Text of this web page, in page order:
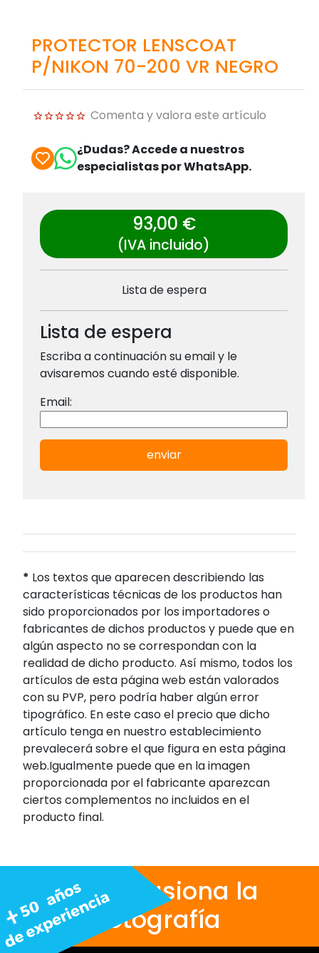
PROTECTOR LENSCOAT
P/NIKON 70-200 VR NEGRO
Comenta y valora este artículo
¿Dudas? Accede a nuestros
especialistas por WhatsApp.
93,00 €
(IVA incluido)
Lista de espera
Lista de espera
Escriba a continuación su email y le
avisaremos cuando esté disponible.
Email:
enviar
* Los textos que aparecen describiendo las
características técnicas de los productos han
sido proporcionados por los importadores o
fabricantes de dichos productos y puede que en
algún aspecto no se correspondan con la
realidad de dicho producto. Así mismo, todos los
artículos de esta página web están valorados
con su PVP, pero podría haber algún error
tipográfico. En este caso el precio que dicho
artículo tenga en nuestro establecimiento
prevalecerá sobre el que figura en esta página
web.Igualmente puede que en la imagen
proporcionada por el fabricante aparezcan
ciertos complementos no incluidos en el
producto final.
Nos apasiona la
fotografía